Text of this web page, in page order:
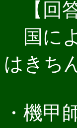
【回答
国に
はきち
・機